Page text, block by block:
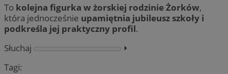
To kolejna figurka w żorskiej rodzinie Żorków,
która jednocześnie upamiętnia jubileusz szkoły i
podkreśla jej praktyczny profil.
Słuchaj
⏵︎
Tagi: